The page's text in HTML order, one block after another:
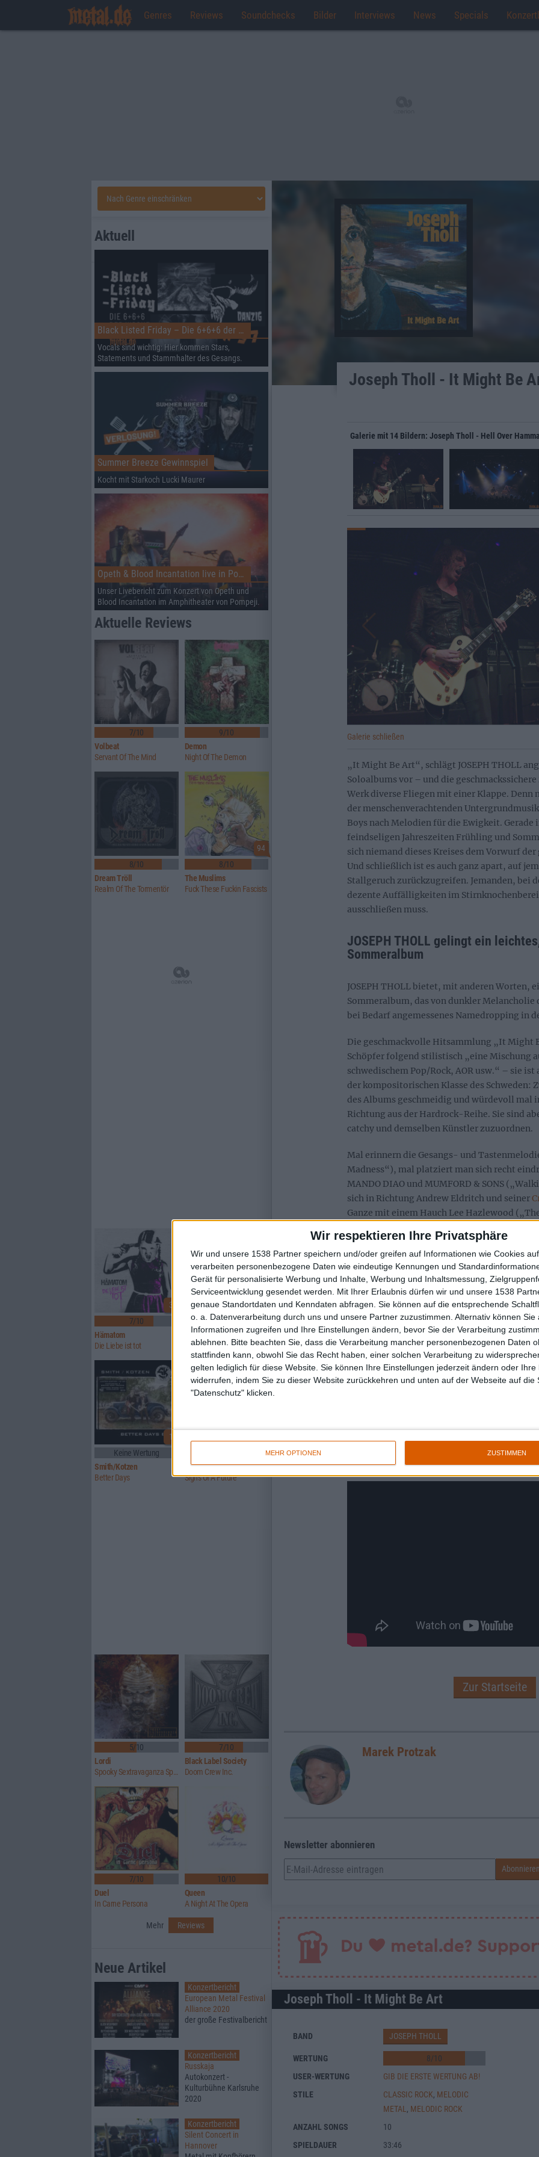
Wir respektieren Ihre Privatsphäre
Wir und unsere 1538 Partner speichern und/oder greifen auf Informationen wie Cookies
verarbeiten personenbezogene Daten wie eindeutige Kennungen und
Gerät für personalisierte Werbung und Inhalte, Werbung und Inhaltsmessung,
Serviceentwicklung gesendet werden.
Mit Ihrer Erlaubnis dürfen wir und unsere 1538
genaue Standortdaten und Kenndaten abfragen. Sie können auf die entsprechende
o. a. Datenverarbeitung durch uns und unsere Partner zuzustimmen. Alternativ können Sie
Informationen zugreifen und Ihre Einstellungen ändern, bevor Sie der Verarbeitung
ablehnen.
Bitte beachten Sie, dass die Verarbeitung mancher personenbezogenen Daten
stattfinden kann, obwohl Sie das Recht haben, einer solchen Verarbeitung zu
gelten lediglich für diese Website. Sie können Ihre Einstellungen jederzeit ändern oder Ihre
widerrufen, indem Sie zu dieser Website zurückkehren und unten auf der Webseite auf die
"Datenschutz" klicken.
MEHR OPTIONEN ZUSTIMMEN
Genres Reviews Soundchecks Bilder Interviews News Specials
Joseph Tholl - It Might Be
Galerie mit 14 Bildern: Joseph Tholl - Hell Over
Galerie schließen
„It Might Be Art“, schlägt JOSEPH THOLL
Soloalbums vor – und die
Werk diverse Fliegen mit einer Klappe. Denn
der menschenverachtenden
Boys nach Melodien für die Ewigkeit. Gerade
feindseligen Jahreszeiten Frühling und
sich niemand dieses Kreises dem Vorwurf
Und schließlich ist es auch ganz apart, auf
Stallgeruch zurückzugreifen. Jemanden, bei
dezente Auffälligkeiten im
ausschließen muss.
JOSEPH THOLL gelingt ein
Sommeralbum
JOSEPH THOLL bietet, mit anderen Worten,
Sommeralbum, das von dunkler Melancholie
bei Bedarf angemessenes Namedropping in
Die geschmackvolle Hitsammlung „It Might
Schöpfer folgend stilistisch „eine Mischung
schwedischem Pop/Rock, AOR usw.“ – sie
der kompositorischen Klasse des Schweden:
des Albums geschmeidig und würdevoll mal
Richtung aus der Hardrock-Reihe. Sie sind
catchy und demselben Künstler zuzuordnen.
Mal erinnern die Gesangs- und
Madness“), mal platziert man sich recht
MANDO DIAO und MUMFORD & SONS
sich in Richtung Andrew Eldritch und seiner
Ganze mit einem Hauch Lee Hazlewood
Andersson/Pehrsson.
„It Might Be Art“ – indeed!
Auf „It Might Be Art“ singt JOSEPH THOLL
spielt auch Gitarre und den Großteil der Bass-
und Synthesizer. Robert Eriksson (THE
Ljungberg (SECOND SUN) teilen sich das
haben Johannes Andersson ( TRIBULATION
(TYRANN), Pia Stjärnvind (SERPENT OMEGA),
Herr T. selbst spielte unter anderem bei
Das reicht selbstverständlich nicht. In der
Zur Startseite
Marek Protzak
Newsletter abonnieren
Joseph Tholl - It Might Be Art
BAND JOSEPH THOLL
WERTUNG 8/10
USER-WERTUNG
GIB DIE ERSTE WERTUNG AB!
STILE
CLASSIC ROCK, MELODIC
METAL , MELODIC ROCK
ANZAHL SONGS
10
SPIELDAUER
33:46
Aktuell
Black Listed Friday – Die 6+6+6 der Woche
Vocals sind wichtig: Hier kommen Stars,
Statements und Stammhalter des Gesangs.
Summer Breeze Gewinnspiel
Kocht mit Starkoch Lucki Maurer
Opeth & Blood Incantation live in Pompeji
Unser Livebericht zum Konzert von Opeth und
Blood Incantation im Amphitheater von Pompeji.
Aktuelle Reviews
7/10
Volbeat
Servant Of The Mind
9/10
Demon
Night Of The Demon
8/10
Dream Tröll
Realm Of The Tormentör
94
8/10
The Muslims
Fuck These Fuckin Fascists
3
7/10
Hämatom
Die Liebe ist tot
6/10
Lynx
Watcher Of Skies
1
Keine Wertung
Smith/Kotzen
Better Days
Signs Of Truth
Signs Of A Future
5/10
Lordi
Spooky Sextravaganza Spectacular
7/10
Black Label Society
Doom Crew Inc.
7/10
Duel
In Carne Persona
10/10
Queen
A Night At The Opera
Mehr Reviews
Neue Artikel
Konzertbericht
European Metal Festival
Alliance 2020
der große Festivalbericht
Konzertbericht
Russkaja
Autokonzert -
Kulturbühne Karlsruhe
2020
Konzertbericht
Silent Concert in
Hannover